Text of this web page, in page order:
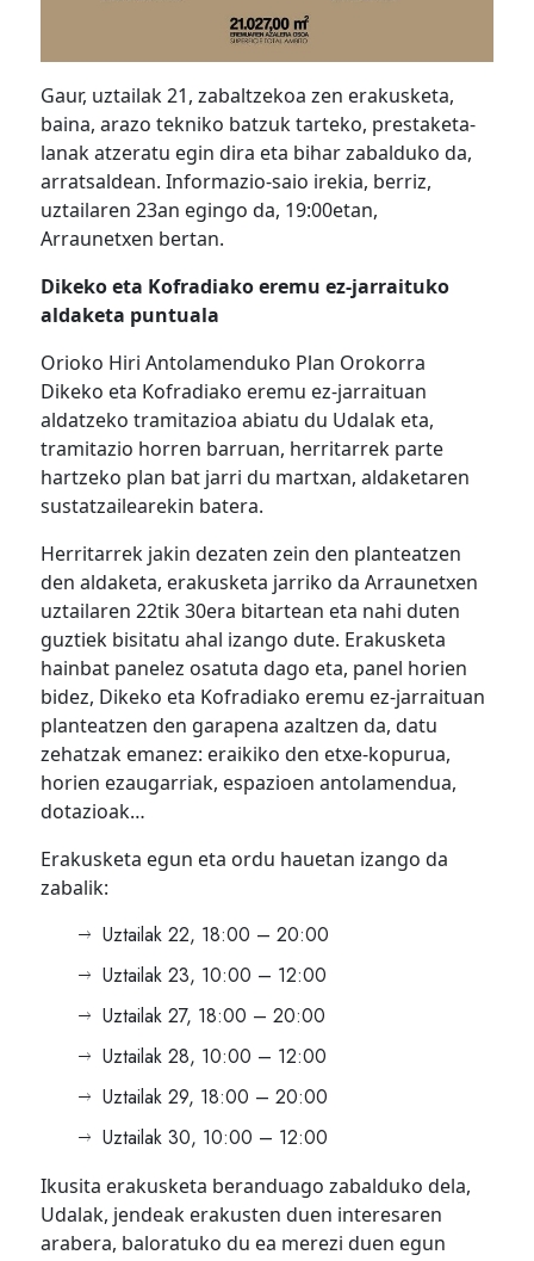
Gaur, uztailak 21, zabaltzekoa zen erakusketa,
baina, arazo tekniko batzuk tarteko, prestaketa-
lanak atzeratu egin dira eta bihar zabalduko da,
arratsaldean. Informazio-saio irekia, berriz,
uztailaren 23an egingo da, 19:00etan,
Arraunetxen bertan.
Dikeko eta Kofradiako eremu ez-jarraituko
aldaketa puntuala
Orioko Hiri Antolamenduko Plan Orokorra
Dikeko eta Kofradiako eremu ez-jarraituan
aldatzeko tramitazioa abiatu du Udalak eta,
tramitazio horren barruan, herritarrek parte
hartzeko plan bat jarri du martxan, aldaketaren
sustatzailearekin batera.
Herritarrek jakin dezaten zein den planteatzen
den aldaketa, erakusketa jarriko da Arraunetxen
uztailaren 22tik 30era bitartean eta nahi duten
guztiek bisitatu ahal izango dute. Erakusketa
hainbat panelez osatuta dago eta, panel horien
bidez, Dikeko eta Kofradiako eremu ez-jarraituan
planteatzen den garapena azaltzen da, datu
zehatzak emanez: eraikiko den etxe-kopurua,
horien ezaugarriak, espazioen antolamendua,
dotazioak…
Erakusketa egun eta ordu hauetan izango da
zabalik:
Uztailak 22, 18:00 – 20:00
Uztailak 23, 10:00 – 12:00
Uztailak 27, 18:00 – 20:00
Uztailak 28, 10:00 – 12:00
Uztailak 29, 18:00 – 20:00
Uztailak 30, 10:00 – 12:00
Ikusita erakusketa beranduago zabalduko dela,
Udalak, jendeak erakusten duen interesaren
arabera, baloratuko du ea merezi duen egun